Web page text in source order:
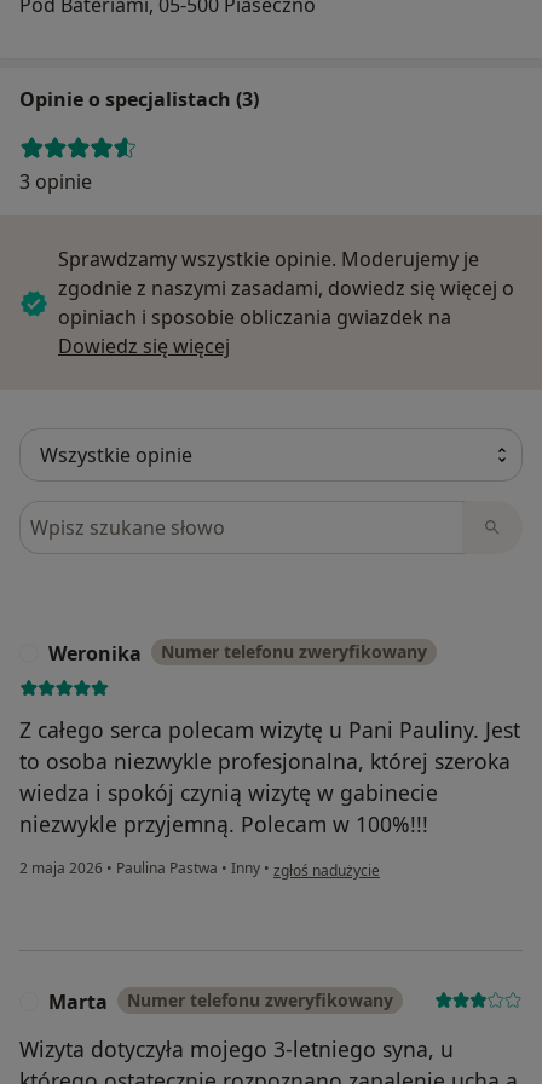
Opinie o specjalistach (3)
3 opinie
Sprawdzamy wszystkie opinie. Moderujemy je
zgodnie z naszymi zasadami, dowiedz się więcej o
opiniach i sposobie obliczania gwiazdek na
Dowiedz się więcej
Szukaj w opiniach
Weronika Numer telefonu zweryfikowany
Z całego serca polecam wizytę u Pani Pauliny. Jest
to osoba niezwykle profesjonalna, której szeroka
wiedza i spokój czynią wizytę w gabinecie
niezwykle przyjemną. Polecam w 100%!!!
2 maja 2026 • Paulina Pastwa • Inny • w opinii użytkownika Weronika
zgłoś nadużycie
Marta Numer telefonu zweryfikowany
Wizyta dotyczyła mojego 3-letniego syna, u